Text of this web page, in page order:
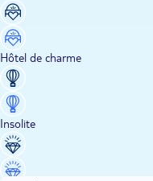
Hôtel de charme
Insolite